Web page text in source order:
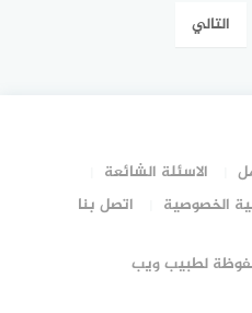
التالي
الاسئلة الشائعة
الخصوصية اتصل بنا
لطبيب ويب